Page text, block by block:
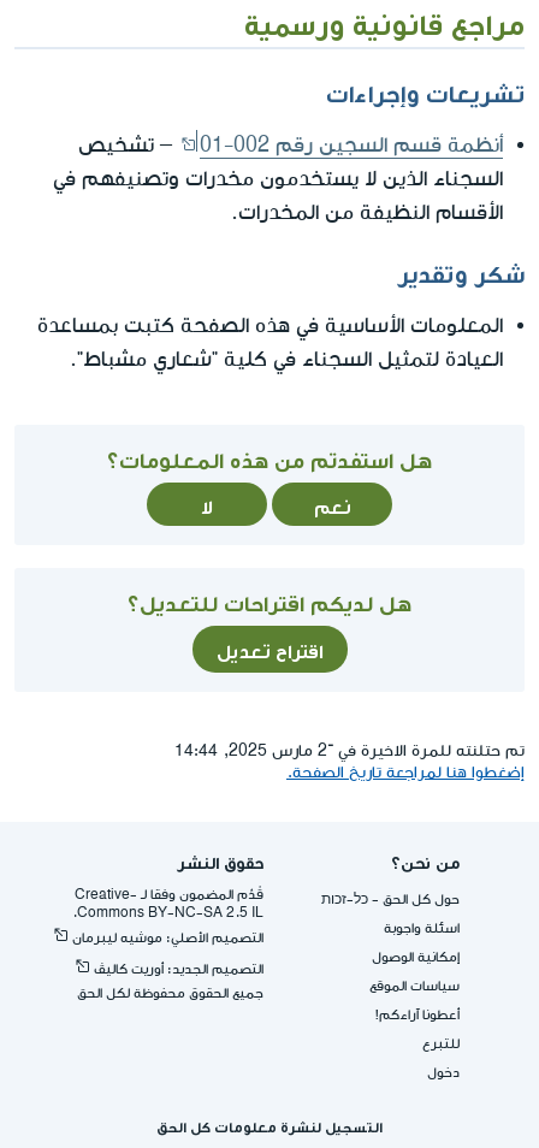
مراجع قانونية ورسمية
تشريعات وإجراءات
أنظمة قسم السجين رقم 002-01
– تشخيص
السجناء الذين لا يستخدمون مخدرات وتصنيفهم في
الأقسام النظيفة من المخدرات.
شكر وتقدير
المعلومات الأساسية في هذه الصفحة كتبت بمساعدة
العيادة لتمثيل السجناء في كلية "شعاري مشباط".
هل استفدتم من هذه المعلومات؟
نعم لا
هل لديكم اقتراحات للتعديل؟
اقتراح تعديل
تم حتلنته للمرة الاخيرة في ־2 مارس 2025, 14:44
إضغطوا هنا لمراجعة تاريخ الصفحة.
من نحن؟
حول كل الحق - כל-זכות
اسئلة واجوبة
إمكانية الوصول
سياسات الموقع
أعطونا آراءكم!
للتبرع
دخول
حقوق النشر
قُدِّم المضمون وفقا لـ -Creative
Commons BY-NC-SA 2.5 IL.
التصميم الأصلي: موشيه ليبرمان
التصميم الجديد: أوريت كاليڤ
جميع الحقوق محفوظة لكل الحق
التسجيل لنشرة معلومات كل الحق